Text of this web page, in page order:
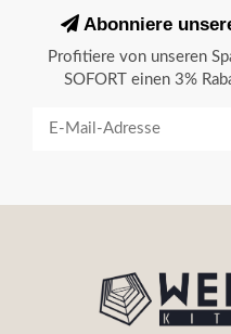
Abonniere
Profitiere von unseren
SOFORT einen 3%